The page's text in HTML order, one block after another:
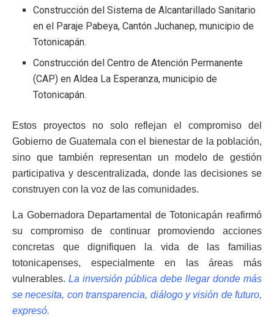
Construcción del Sistema de Alcantarillado Sanitario
en el Paraje Pabeya, Cantón Juchanep, municipio de
Totonicapán.
Construcción del Centro de Atención Permanente
(CAP) en Aldea La Esperanza, municipio de
Totonicapán.
Estos proyectos no solo reflejan el compromiso del
Gobierno de Guatemala con el bienestar de la población,
sino que también representan un modelo de gestión
participativa y descentralizada, donde las decisiones se
construyen con la voz de las comunidades.
La Gobernadora Departamental de Totonicapán reafirmó
su compromiso de continuar promoviendo acciones
concretas que dignifiquen la vida de las familias
totonicapenses, especialmente en las áreas más
vulnerables. La inversión pública debe llegar donde más
se necesita, con transparencia, diálogo y visión de futuro,
expresó.